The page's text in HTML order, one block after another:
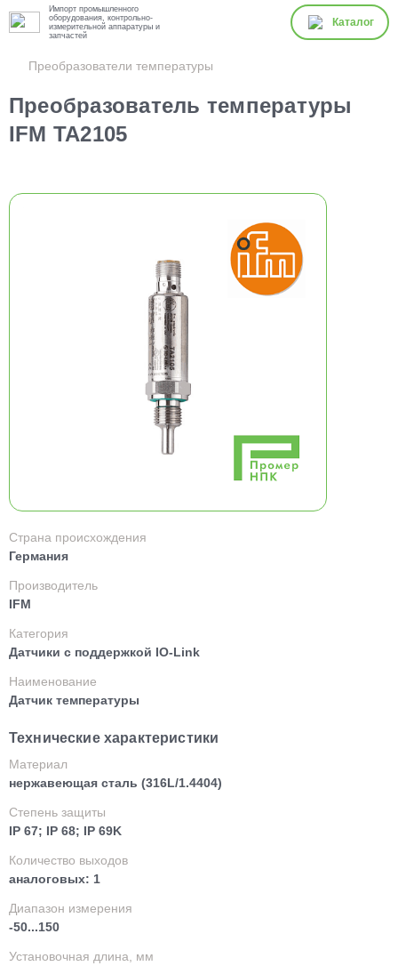
Импорт промышленного
оборудования, контрольно-
измерительной аппаратуры и
запчастей
Каталог
Преобразователи температуры
Преобразователь температуры
IFM TA2105
Страна происхождения
Германия
Производитель
IFM
Категория
Датчики с поддержкой IO-Link
Наименование
Датчик температуры
Технические характеристики
Материал
нержавеющая сталь (316L/1.4404)
Степень защиты
IP 67; IP 68; IP 69K
Количество выходов
аналоговых: 1
Диапазон измерения
-50...150
Установочная длина, мм